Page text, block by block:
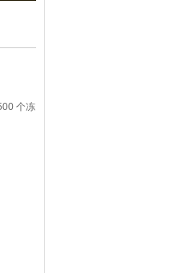
个冻